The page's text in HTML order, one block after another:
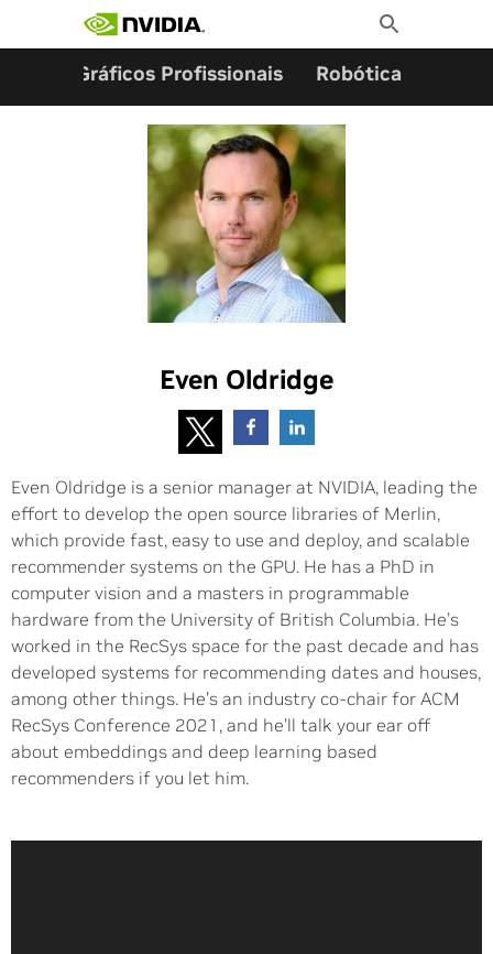
Toggle
Search
Gráficos Profissionais Robótica
Even Oldridge
Even Oldridge is a senior manager at NVIDIA, leading the
effort to develop the open source libraries of Merlin,
which provide fast, easy to use and deploy, and scalable
recommender systems on the GPU. He has a PhD in
computer vision and a masters in programmable
hardware from the University of British Columbia. He’s
worked in the RecSys space for the past decade and has
developed systems for recommending dates and houses,
among other things. He’s an industry co-chair for ACM
RecSys Conference 2021, and he’ll talk your ear off
about embeddings and deep learning based
recommenders if you let him.